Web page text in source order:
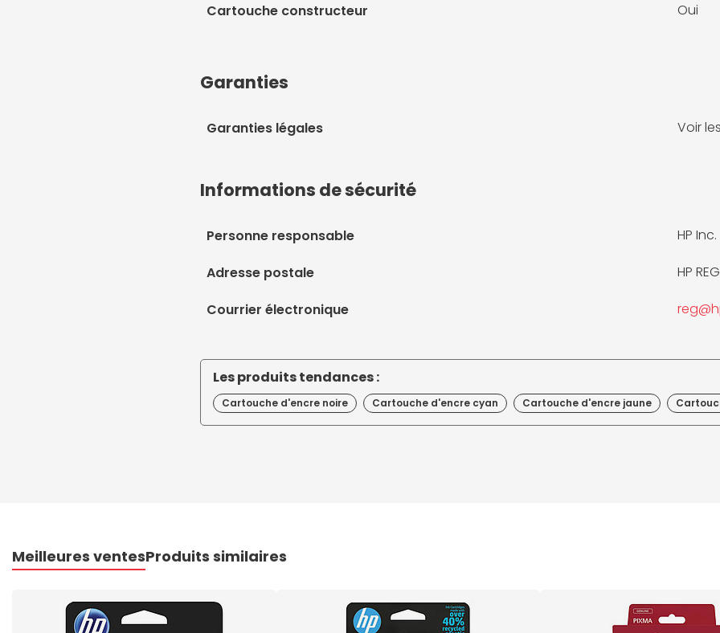
Cartouche constructeur Oui
Garanties
Garanties légales Voir
Informations de sécurité
Personne responsable HP Inc.
Adresse postale HP
Courrier électronique
Les produits tendances :
Cartouche d'encre noire Cartouche d'encre cyan Cartouche d'encre jaune
Meilleures ventesProduits similaires